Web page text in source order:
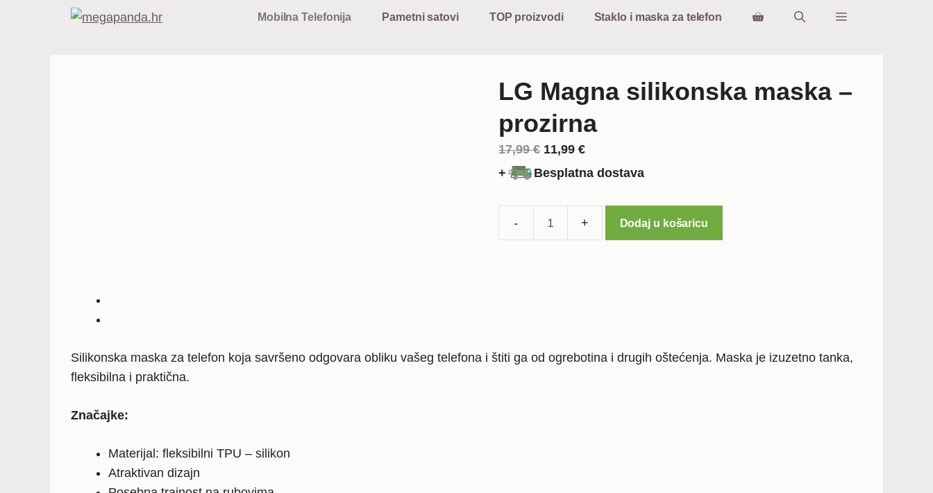
Mobilna Telefonija Pametni satovi TOP proizvodi Staklo i maska za telefon
LG Magna silikonska maska –
prozirna
17,99€ Izvorna
cijena
je:
17,99 €.
11,99 €Trenutna
cijena
11,99 €.
+ Besplatna dostava
Dodaj u košaricu
Silikonska maska za telefon koja savršeno odgovara obliku vašeg telefona i štiti ga od ogrebotina i drugih oštećenja. Maska je izuzetno tanka,
fleksibilna i praktična.
Značajke:
Materijal: fleksibilni TPU – silikon
Atraktivan dizajn